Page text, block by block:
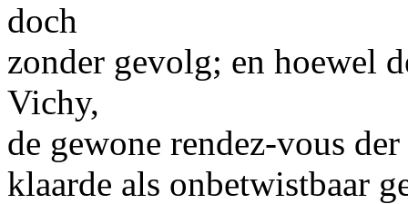
doch
zonder gevolg; en hoewel
Vichy,
de gewone rendez-vous
klaarde als onbetwistbaar